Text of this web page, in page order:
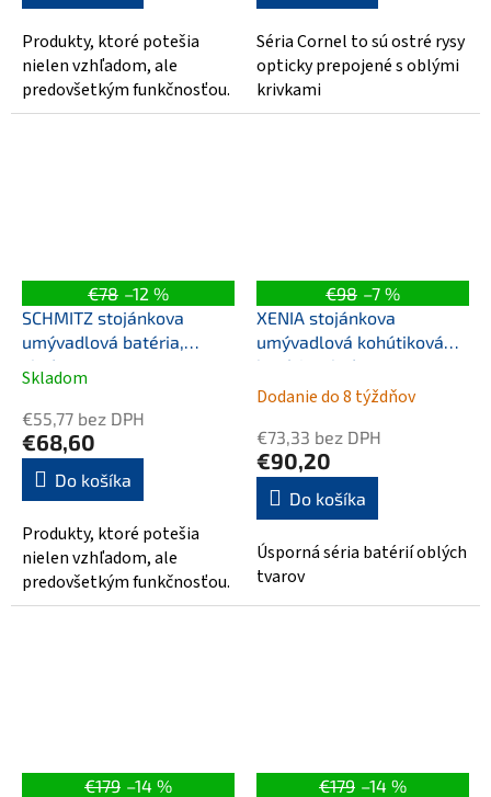
Produkty, ktoré potešia
nielen vzhľadom, ale
predovšetkým funkčnosťou.
Séria Cornel to sú ostré rysy
opticky prepojené s oblými
krivkami
€78 –12 %
SCHMITZ stojánkova
umývadlová batéria,
chróm
Priemerné
hodnotenie
produktu
je
5,0
z
5
hviezdičiek.
Skladom
€55,77 bez DPH
€68,60
Do košíka
Produkty, ktoré potešia
nielen vzhľadom, ale
predovšetkým funkčnosťou.
€98 –7 %
XENIA stojánkova
umývadlová kohútiková
batéria, chróm
Dodanie do 8 týždňov
€73,33 bez DPH
€90,20
Do košíka
Úsporná séria batérií oblých
tvarov
€179 –14 %
€179 –14 %